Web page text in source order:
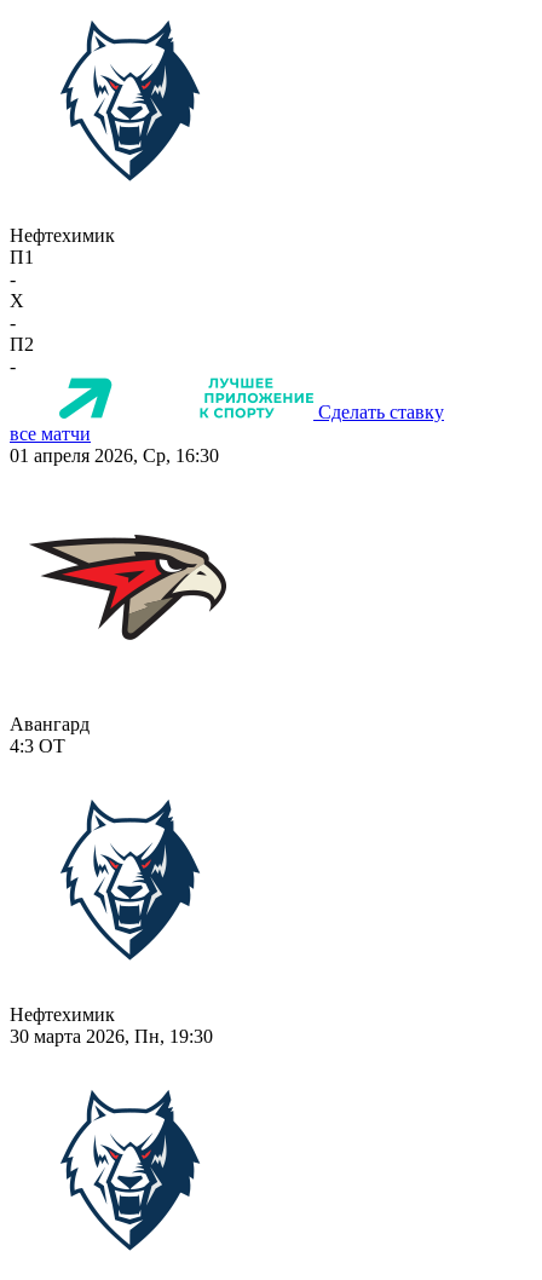
Нефтехимик
П1
-
X
-
П2
-
Сделать ставку
все матчи
01 апреля 2026, Ср, 16:30
Авангард
4:3 ОТ
Нефтехимик
30 марта 2026, Пн, 19:30